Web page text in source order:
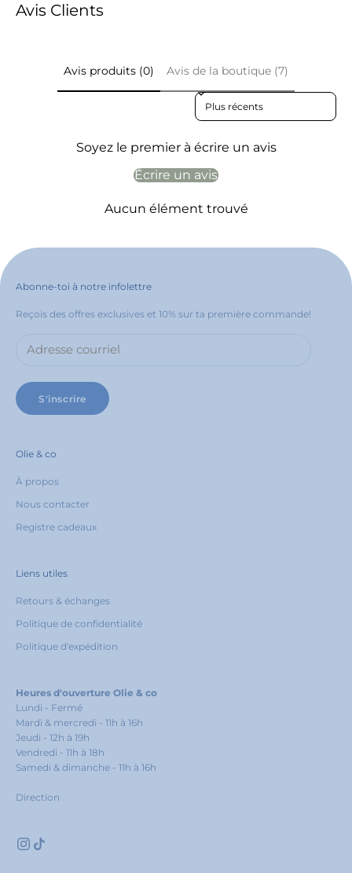
Avis Clients
Avis produits (0) Avis de la boutique (7)
Sort reviews by
Soyez le premier à écrire un avis
Écrire un avis
Aucun élément trouvé
Abonne-toi à notre infolettre
Reçois des offres exclusives et 10% sur ta première commande!
S'inscrire
Olie & co
À propos
Nous contacter
Registre cadeaux
Liens utiles
Retours & échanges
Politique de confidentialité
Politique d'expédition
Heures d'ouverture Olie & co
Lundi - Fermé
Mardi & mercredi - 11h à 16h
Jeudi - 12h à 19h
Vendredi - 11h à 18h
Samedi & dimanche - 11h à 16h
Direction